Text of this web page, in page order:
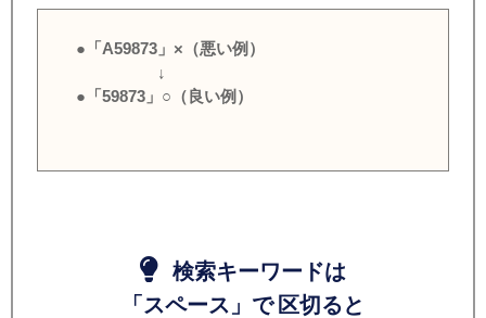
●「A59873」×（悪い例）
↓
●「59873」○（良い例）
検索キーワードは
「スペース」で 区切ると